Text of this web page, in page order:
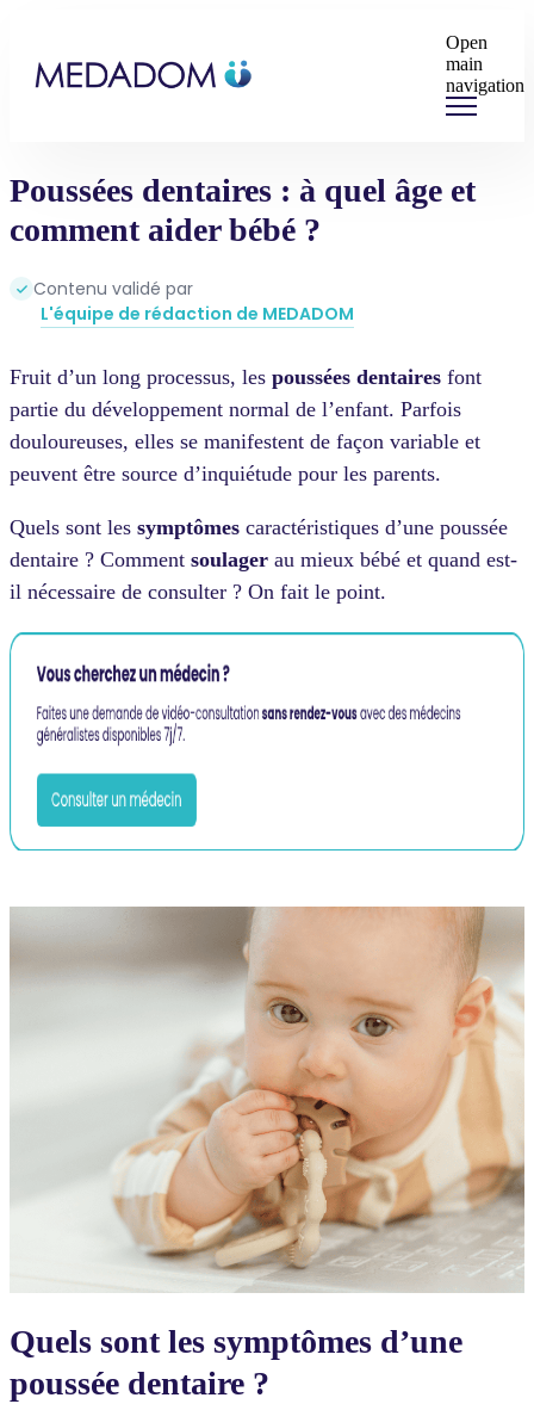
Open
main
navigation
Poussées dentaires : à quel âge et
comment aider bébé ?
Contenu validé par
L'équipe de rédaction de MEDADOM
Fruit d’un long processus, les poussées dentaires font
partie du développement normal de l’enfant. Parfois
douloureuses, elles se manifestent de façon variable et
peuvent être source d’inquiétude pour les parents.
Quels sont les symptômes caractéristiques d’une poussée
dentaire ? Comment soulager au mieux bébé et quand est-
il nécessaire de consulter ? On fait le point.
Quels sont les symptômes d’une
poussée dentaire ?